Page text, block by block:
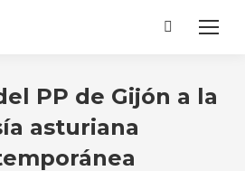
Buscar:
PP de Gijón a la
asturiana